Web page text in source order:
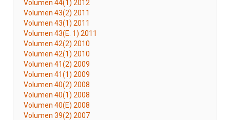
Volumen 44(1) 2012
Volumen 43(2) 2011
Volumen 43(1) 2011
Volumen 43(E. 1) 2011
Volumen 42(2) 2010
Volumen 42(1) 2010
Volumen 41(2) 2009
Volumen 41(1) 2009
Volumen 40(2) 2008
Volumen 40(1) 2008
Volumen 40(E) 2008
Volumen 39(2) 2007